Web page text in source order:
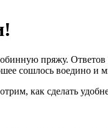
пряжу. Ответов
сошлось воедино и
как сделать